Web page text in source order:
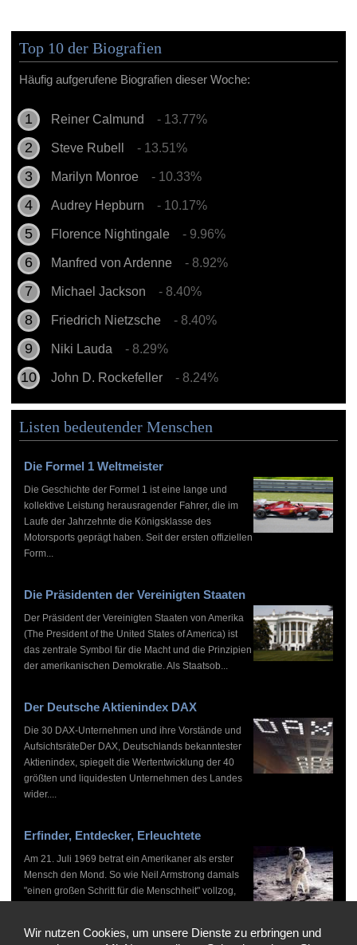
Top 10 der Biografien
Häufig aufgerufene Biografien dieser Woche:
Reiner Calmund - 13.77%
Steve Rubell - 13.51%
Marilyn Monroe - 10.33%
Audrey Hepburn - 10.17%
Florence Nightingale - 9.96%
Manfred von Ardenne - 8.92%
Michael Jackson - 8.40%
Friedrich Nietzsche - 8.40%
Niki Lauda - 8.29%
John D. Rockefeller - 8.24%
Listen bedeutender Menschen
Die Formel 1 Weltmeister
Die Geschichte der Formel 1 ist eine lange und
kollektive Leistung herausragender Fahrer, die im
Laufe der Jahrzehnte die Königsklasse des
Motorsports geprägt haben. Seit der ersten offiziellen
Form...
Die Präsidenten der Vereinigten Staaten
Der Präsident der Vereinigten Staaten von Amerika
(The President of the United States of America) ist
das zentrale Symbol für die Macht und die Prinzipien
der amerikanischen Demokratie. Als Staatsob...
Der Deutsche Aktienindex DAX
Die 30 DAX-Unternehmen und ihre Vorstände und
AufsichtsräteDer DAX, Deutschlands bekanntester
Aktienindex, spiegelt die Wertentwicklung der 40
größten und liquidesten Unternehmen des Landes
wider....
Erfinder, Entdecker, Erleuchtete
Am 21. Juli 1969 betrat ein Amerikaner als erster
Mensch den Mond. So wie Neil Armstrong damals
"einen großen Schritt für die Menschheit" vollzog,
Wir nutzen Cookies, um unsere Dienste zu erbringen und